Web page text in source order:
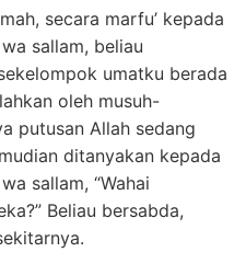
secara marfu’ kepada
sallam, beliau
umatku berada
oleh musuh-
putusan Allah sedang
ditanyakan kepada
sallam, “Wahai
Beliau bersabda,